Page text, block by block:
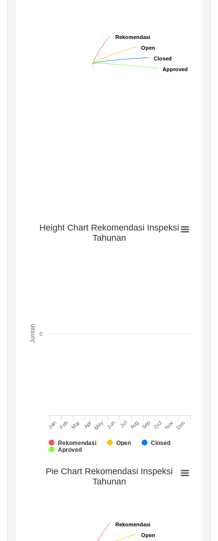
Rekomendasi
Rekomendasi
Open
Open
Closed
Closed
Approved
Approved
Jumlah
Height Chart Rekomendasi Inspeksi
Tahunan
Rekomendasi Open
Closed
Aproved
Jan Feb Mar Apr May Jun Jul Aug Sep Oct Nov Dec
0
Pie Chart Rekomendasi Inspeksi
Tahunan
Rekomendasi
Rekomendasi
Open
Open